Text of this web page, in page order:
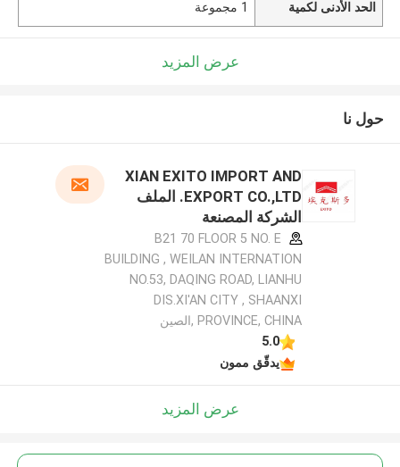
الحد الأدنى لكمية 1 مجموعة
عرض المزيد
حول نا
XIAN EXITO IMPORT AND
EXPORT CO.,LTD. الملف
الشركة المصنعة
B21 70 FLOOR 5 NO. E
BUILDING , WEILAN INTERNATION
NO.53, DAQING ROAD, LIANHU
DIS.XI'AN CITY , SHAANXI
PROVINCE, CHINA ,الصين
5.0
يدقّق ممون
عرض المزيد